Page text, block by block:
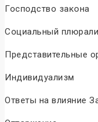
Господство закона
Социальный
Представительные
Индивидуализм
Ответы на влияние